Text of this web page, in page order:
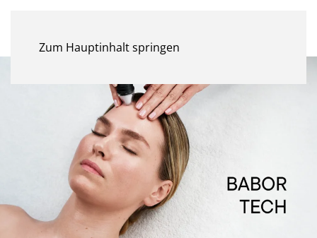
Zum Hauptinhalt springen